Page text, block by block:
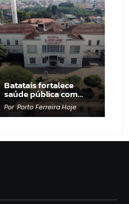
Batatais fortalece
saúde pública com…
Por Porto Ferreira Hoje